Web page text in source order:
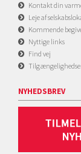
Kontakt din
Leje af
Kommende
Nyttige links
Find vej
NYHEDSBREV